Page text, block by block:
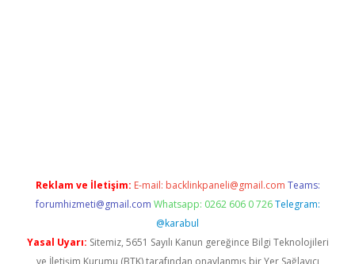
Reklam ve İletişim: E-mail: backlinkpaneli@gmail.com Teams:
forumhizmeti@gmail.com Whatsapp: 0262 606 0 726 Telegram:
@karabul
Yasal Uyarı: Sitemiz, 5651 Sayılı Kanun gereğince Bilgi Teknolojileri
ve İletişim Kurumu (BTK) tarafından onaylanmış bir Yer Sağlayıcı